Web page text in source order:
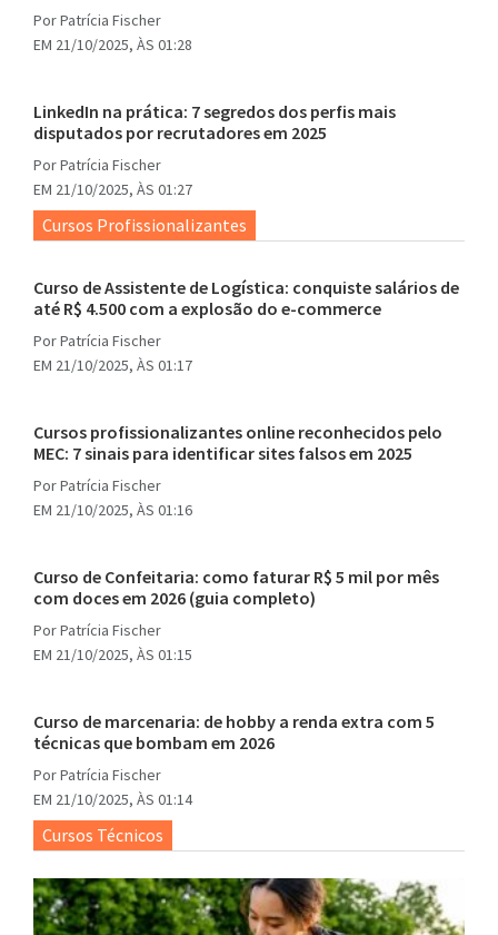
PorPatrícia Fischer
EM 21/10/2025, ÀS 01:28
LinkedIn na prática: 7 segredos dos perfis mais
disputados por recrutadores em 2025
PorPatrícia Fischer
EM 21/10/2025, ÀS 01:27
Cursos Profissionalizantes
Curso de Assistente de Logística: conquiste salários de
até R$ 4.500 com a explosão do e-commerce
PorPatrícia Fischer
EM 21/10/2025, ÀS 01:17
Cursos profissionalizantes online reconhecidos pelo
MEC: 7 sinais para identificar sites falsos em 2025
PorPatrícia Fischer
EM 21/10/2025, ÀS 01:16
Curso de Confeitaria: como faturar R$ 5 mil por mês
com doces em 2026 (guia completo)
PorPatrícia Fischer
EM 21/10/2025, ÀS 01:15
Curso de marcenaria: de hobby a renda extra com 5
técnicas que bombam em 2026
PorPatrícia Fischer
EM 21/10/2025, ÀS 01:14
Cursos Técnicos